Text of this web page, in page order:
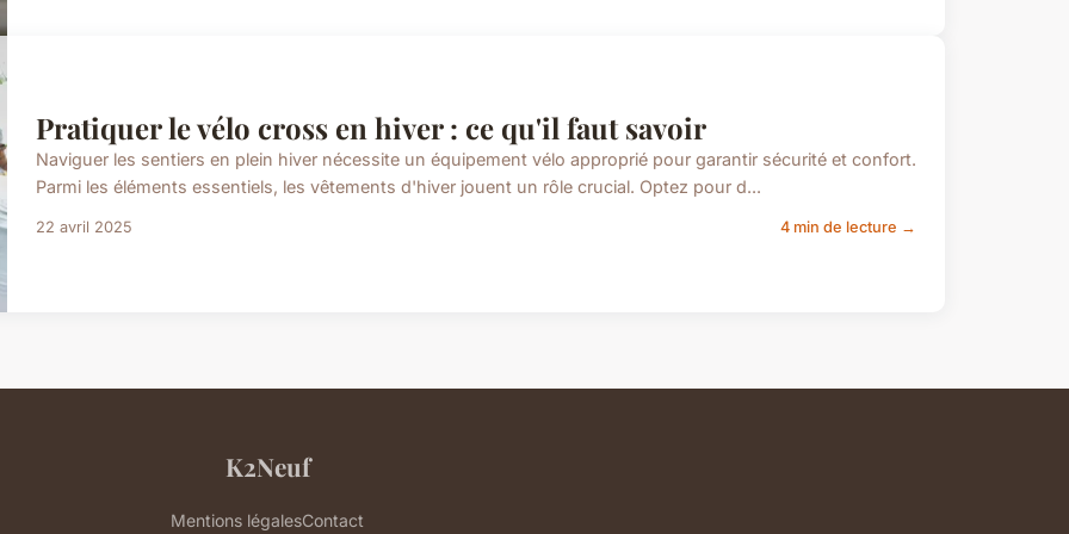
Pratiquer le vélo cross en hiver : ce qu'il faut savoir
Naviguer les sentiers en plein hiver nécessite un équipement vélo approprié pour garantir sécurité et confort.
Parmi les éléments essentiels, les vêtements d'hiver jouent un rôle crucial. Optez pour d...
22 avril 2025 4 min de lecture →
K2Neuf
Mentions légalesContact